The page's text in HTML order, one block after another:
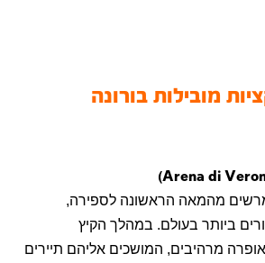
מובילות בורונה
מרשים מהמאה הראשונה לספירה,
ביותר בעולם. במהלך הקיץ
מרהיבים, המושכים אליהם תיירים